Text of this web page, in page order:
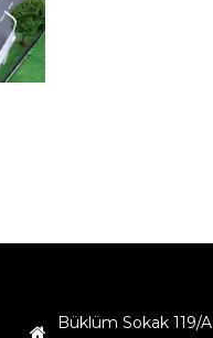
Büklüm Sokak 119/A